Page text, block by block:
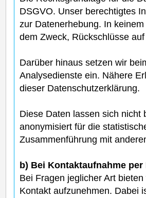
DSGVO. Unser berechtigtes
zur Datenerhebung. In
dem Zweck, Rückschlüsse
Darüber hinaus setzen wir
Analysedienste ein. Nähere
dieser Datenschutzerklärung.
Diese Daten lassen sich nicht
anonymisiert für die
Zusammenführung mit
b) Bei Kontaktaufnahme per
Bei Fragen jeglicher Art
Kontakt aufzunehmen. Dabei